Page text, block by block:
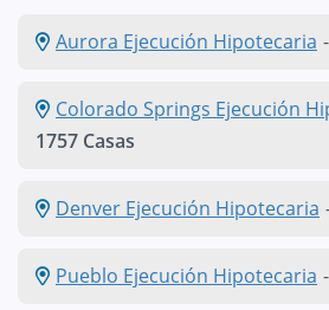
Aurora Ejecución Hipotecaria -
Colorado Springs Ejecución
1757 Casas
Denver Ejecución Hipotecaria
Pueblo Ejecución Hipotecaria -